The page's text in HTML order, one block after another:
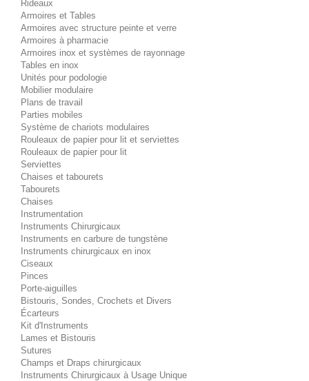
Rideaux
Armoires et Tables
Armoires avec structure peinte et verre
Armoires à pharmacie
Armoires inox et systèmes de rayonnage
Tables en inox
Unités pour podologie
Mobilier modulaire
Plans de travail
Parties mobiles
Système de chariots modulaires
Rouleaux de papier pour lit et serviettes
Rouleaux de papier pour lit
Serviettes
Chaises et tabourets
Tabourets
Chaises
Instrumentation
Instruments Chirurgicaux
Instruments en carbure de tungstène
Instruments chirurgicaux en inox
Ciseaux
Pinces
Porte-aiguilles
Bistouris, Sondes, Crochets et Divers
Écarteurs
Kit d'Instruments
Lames et Bistouris
Sutures
Champs et Draps chirurgicaux
Instruments Chirurgicaux à Usage Unique